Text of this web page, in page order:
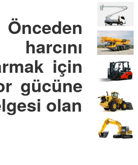
için
gücüne
olan